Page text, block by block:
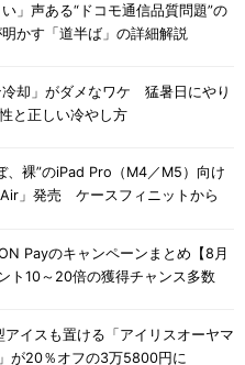
」声ある“ドコモ通信品質問題”の
かす「道半ば」の詳細解説
冷却」がダメなワケ 猛暑日にやり
と正しい冷やし方
、裸”のiPad Pro（M4／M5）向け
」発売 ケースフィニットから
Payのキャンペーンまとめ【8月
10～20倍の獲得チャンス多数
イスも置ける「アイリスオーヤマ
が20％オフの3万5800円に